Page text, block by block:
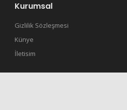
Kurumsal
Gizlilik Sözleşmesi
Künye
İletisim